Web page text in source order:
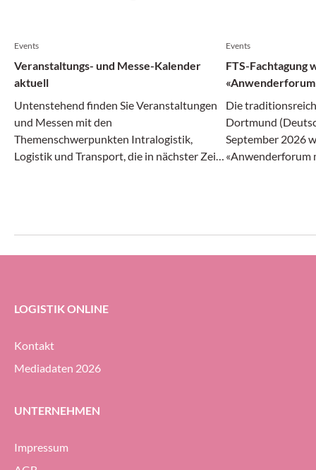
Events
Veranstaltungs- und Messe-Kalender
aktuell
Untenstehend finden Sie Veranstaltungen
und Messen mit den
Themenschwerpunkten Intralogistik,
Logistik und Transport, die in nächster Zeit
Events
FTS-Fachtagung
Die
Dortmund
September 2026
«Anwenderforum
«FTS-Einsatz
LOGISTIK ONLINE
Kontakt
Mediadaten 2026
UNTERNEHMEN
Impressum